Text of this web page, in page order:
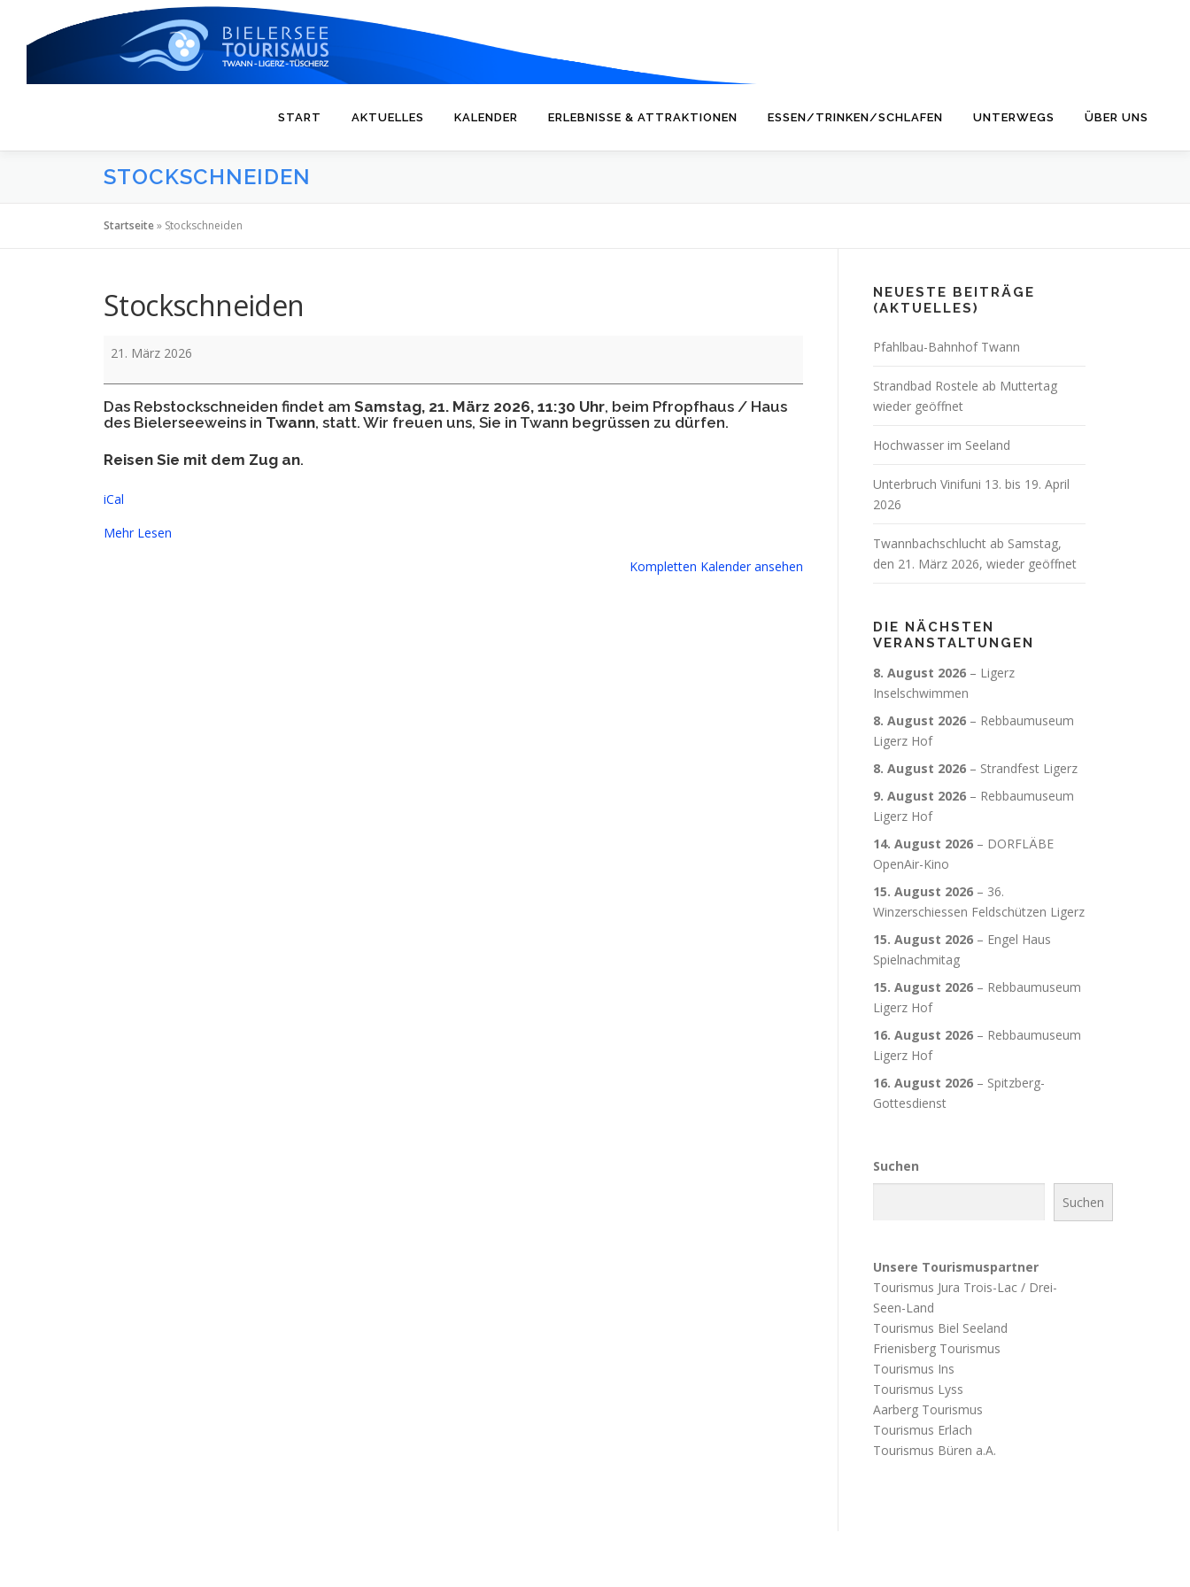
springen
START AKTUELLES KALENDER ERLEBNISSE & ATTRAKTIONEN ESSEN/TRINKEN/SCHLAFEN UNTERWEGS ÜBER UNS
STOCKSCHNEIDEN
Startseite» Stockschneiden
Stockschneiden
Stockschneiden
21. März 2026
Das Rebstockschneiden findet am Samstag, 21. März 2026, 11:30 Uhr, beim Pfropfhaus / Haus
des Bielerseeweins in Twann, statt. Wir freuen uns, Sie in Twann begrüssen zu dürfen.
Reisen Sie mit dem Zug an.
iCal
Mehr Lesen
Kompletten Kalender ansehen
NEUESTE BEITRÄGE
(AKTUELLES)
Pfahlbau-Bahnhof Twann
Strandbad Rostele ab Muttertag
wieder geöffnet
Hochwasser im Seeland
Unterbruch Vinifuni 13. bis 19. April
2026
Twannbachschlucht ab Samstag,
den 21. März 2026, wieder geöffnet
DIE NÄCHSTEN
VERANSTALTUNGEN
8. August 2026 – Ligerz
Inselschwimmen
8. August 2026 – Rebbaumuseum
Ligerz Hof
8. August 2026 – Strandfest Ligerz
9. August 2026 – Rebbaumuseum
Ligerz Hof
14. August 2026 – DORFLÄBE
OpenAir-Kino
15. August 2026 – 36.
Winzerschiessen Feldschützen Ligerz
15. August 2026 – Engel Haus
Spielnachmitag
15. August 2026 – Rebbaumuseum
Ligerz Hof
16. August 2026 – Rebbaumuseum
Ligerz Hof
16. August 2026 – Spitzberg-
Gottesdienst
Suchen
Suchen
Unsere Tourismuspartner
Tourismus Jura Trois-Lac / Drei-
Seen-Land
Tourismus Biel Seeland
Frienisberg Tourismus
Tourismus Ins
Tourismus Lyss
Aarberg Tourismus
Tourismus Erlach
Tourismus Büren a.A.